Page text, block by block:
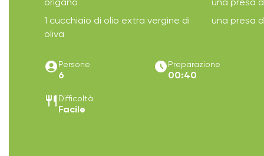
origano
una presa
1 cucchiaio di olio extra vergine di
oliva
una presa
account_circle Persone
6
access_time_filled Preparazione
00:40
restaurant Difficoltà
Facile